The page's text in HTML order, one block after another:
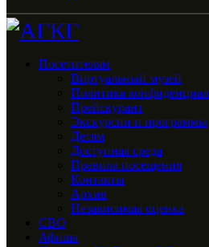
Посетителям
Виртуальный музей
Политика
Прейскурант
Экскурсии и программы
Детям
Доступная среда
Правила посещения
Контакты
Архив
Независимая оценка
СВО
Афиша